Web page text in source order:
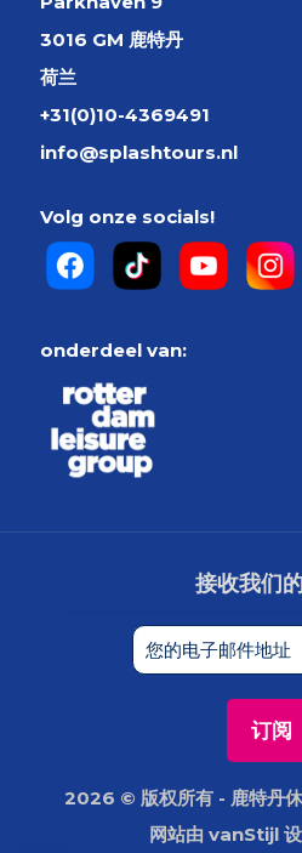
3016 GM 鹿特丹
荷兰
+31(0)10-4369491
info@splashtours.nl
Volg onze socials!
onderdeel van:
接收我们
2026 © 版权所有 - 鹿特丹
网站由 vanStijl